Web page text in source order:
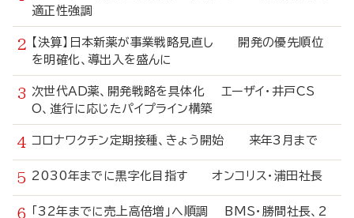
適正性強調
【決算】日本新薬が事業戦略見直し 開発の優先順位
を明確化、導出入を盛んに
次世代AD薬、開発戦略を具体化 エーザイ・井戸CS
O、進行に応じたパイプライン構築
コロナワクチン定期接種、きょう開始 来年3月まで
2030年までに黒字化目指す オンコリス・浦田社長
「32年までに売上高倍増」へ順調 BMS・勝間社長、2